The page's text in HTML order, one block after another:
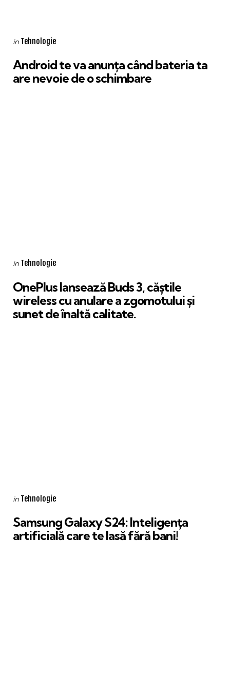
Categories
Posted
in Tehnologie
Android te va anunța când bateria ta
are nevoie de o schimbare
Categories
Posted
in Tehnologie
OnePlus lansează Buds 3, căștile
wireless cu anulare a zgomotului și
sunet de înaltă calitate.
Categories
Posted
in Tehnologie
Samsung Galaxy S24: Inteligența
artificială care te lasă fără bani!